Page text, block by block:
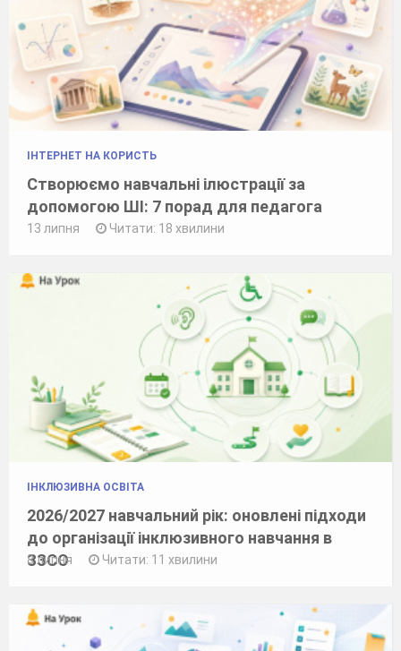
ІНТЕРНЕТ НА КОРИСТЬ
Створюємо навчальні ілюстрації за
допомогою ШІ: 7 порад для педагога
13 липня Читати: 18 хвилини
ІНКЛЮЗИВНА ОСВІТА
2026/2027 навчальний рік: оновлені підходи
до організації інклюзивного навчання в
ЗЗСО
8 липня Читати: 11 хвилини